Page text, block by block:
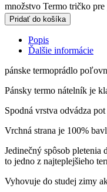
množstvo Termo tričko
Pridať do košíka
Popis
Ďalšie informácie
pánske termoprádlo
Pánsky termo nátelník je
Spodná vrstva odvádza
Vrchná strana je 100%
Jedinečný spôsob
to jedno z najteplejšieho
Vyhovuje do studej zimy